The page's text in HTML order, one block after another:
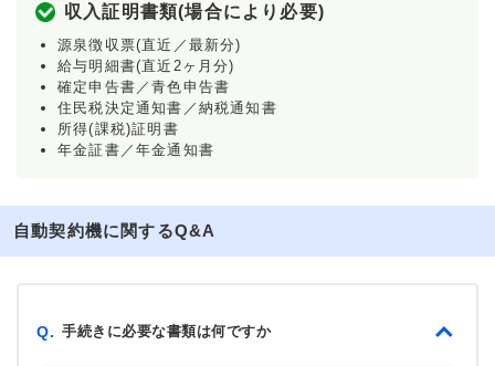
収入証明書類(場合により必要)
源泉徴収票(直近／最新分)
給与明細書(直近2ヶ月分)
確定申告書／青色申告書
住民税決定通知書／納税通知書
所得(課税)証明書
年金証書／年金通知書
自動契約機に関するQ&A
Q. 手続きに必要な書類は何ですか